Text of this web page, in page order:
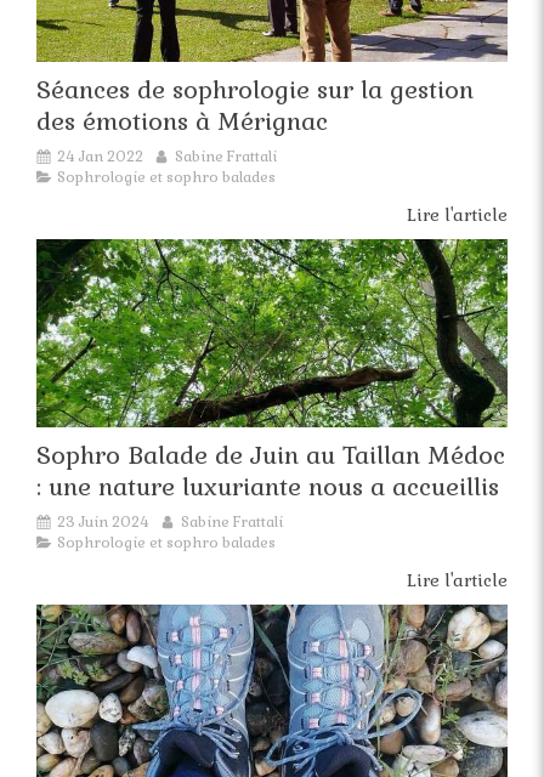
Séances de sophrologie sur la gestion
des émotions à Mérignac
24 Jan 2022
Sabine Frattali
Sophrologie et sophro balades
Lire l'article
Sophro Balade de Juin au Taillan Médoc
: une nature luxuriante nous a accueillis
23 Juin 2024
Sabine Frattali
Sophrologie et sophro balades
Lire l'article